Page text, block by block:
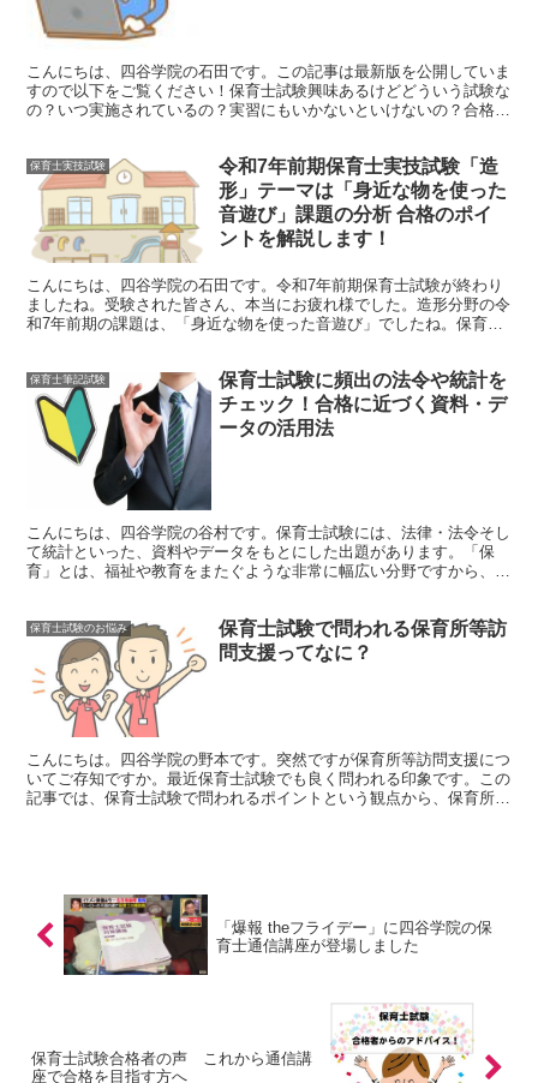
こんにちは、四谷学院の石田です。この記事は最新版を公開していま
すので以下をご覧ください！保育士試験興味あるけどどういう試験な
の？いつ実施されているの？実習にもいかないといけないの？合格率
保育士実技試験
令和7年前期保育士実技試験「造
形」テーマは「身近な物を使った
音遊び」課題の分析 合格のポイ
ントを解説します！
こんにちは、四谷学院の石田です。令和7年前期保育士試験が終わり
ましたね。受験された皆さん、本当にお疲れ様でした。造形分野の令
和7年前期の課題は、「身近な物を使った音遊び」でしたね。保育士
保育士筆記試験
保育士試験に頻出の法令や統計を
チェック！合格に近づく資料・デ
ータの活用法
こんにちは、四谷学院の谷村です。保育士試験には、法律・法令そし
て統計といった、資料やデータをもとにした出題があります。「保
育」とは、福祉や教育をまたぐような非常に幅広い分野ですから、そ
保育士試験のお悩み
保育士試験で問われる保育所等訪
問支援ってなに？
こんにちは。四谷学院の野本です。突然ですが保育所等訪問支援につ
いてご存知ですか。最近保育士試験でも良く問われる印象です。この
記事では、保育士試験で問われるポイントという観点から、保育所等
「爆報 theフライデー」に四谷学院の保
育士通信講座が登場しました
保育士試験合格者の声 これから通信講
座で合格を目指す方へ